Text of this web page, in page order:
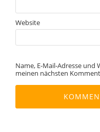
Website
Name, E-Mail-Adresse und
meinen nächsten